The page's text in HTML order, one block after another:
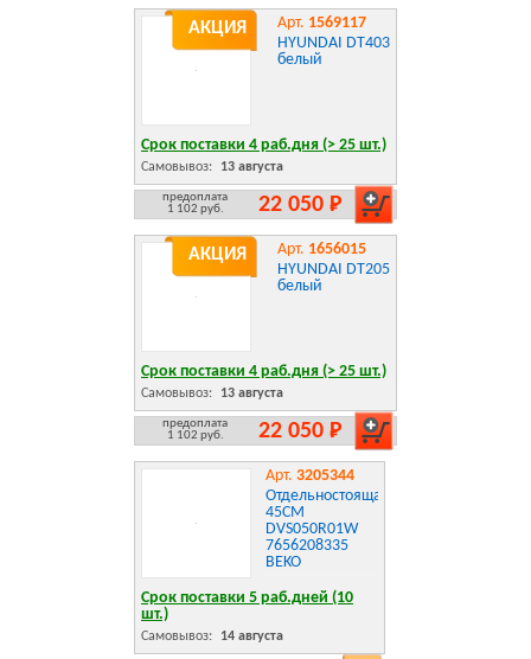
АКЦИЯ Арт. 1569117
HYUNDAI DT403
белый
Срок поставки 4 раб.дня (> 25 шт.)
Самовывоз: 13 августа
предоплата
1 102 руб.
22 050 Р
АКЦИЯ Арт. 1656015
HYUNDAI DT205
белый
Срок поставки 4 раб.дня (> 25 шт.)
Самовывоз: 13 августа
предоплата
1 102 руб.
22 050 Р
Арт. 3205344
Отдельностоящая
45CM
DVS050R01W
7656208335
BEKO
Срок поставки 5 раб.дней (10
шт.)
Самовывоз: 14 августа